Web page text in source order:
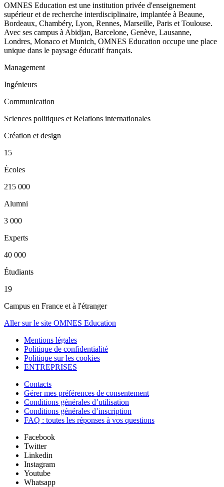
OMNES Education est une institution privée d'enseignement
supérieur et de recherche interdisciplinaire, implantée à Beaune,
Bordeaux, Chambéry, Lyon, Rennes, Marseille, Paris et Toulouse.
Avec ses campus à Abidjan, Barcelone, Genève, Lausanne,
Londres, Monaco et Munich, OMNES Education occupe une place
unique dans le paysage éducatif français.
Management
Ingénieurs
Communication
Sciences politiques et Relations internationales
Création et design
15
Écoles
215 000
Alumni
3 000
Experts
40 000
Étudiants
19
Campus en France et à l'étranger
Aller sur le site OMNES Education
Mentions légales
Politique de confidentialité
Politique sur les cookies
ENTREPRISES
Contacts
Gérer mes préférences de consentement
Conditions générales d’utilisation
Conditions générales d’inscription
FAQ : toutes les réponses à vos questions
Facebook
Twitter
Linkedin
Instagram
Youtube
Whatsapp